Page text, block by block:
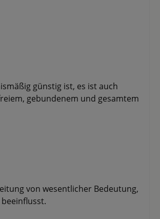
günstig ist, es ist auch
gebundenem und gesamtem
von wesentlicher Bedeutung,